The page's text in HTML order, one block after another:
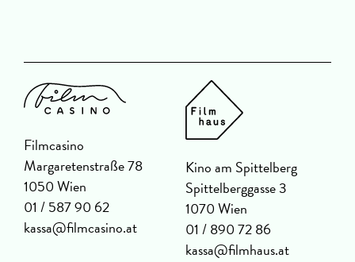
Filmcasino
Margaretenstraße 78
1050 Wien
01 / 587 90 62
kassa@filmcasino.at
Kino am Spittelberg
Spittelberggasse 3
1070 Wien
01 / 890 72 86
kassa@filmhaus.at